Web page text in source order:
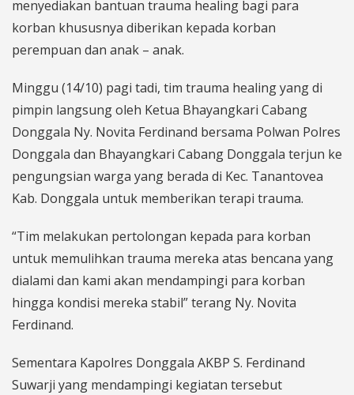
menyediakan bantuan trauma healing bagi para
korban khususnya diberikan kepada korban
perempuan dan anak – anak.
Minggu (14/10) pagi tadi, tim trauma healing yang di
pimpin langsung oleh Ketua Bhayangkari Cabang
Donggala Ny. Novita Ferdinand bersama Polwan Polres
Donggala dan Bhayangkari Cabang Donggala terjun ke
pengungsian warga yang berada di Kec. Tanantovea
Kab. Donggala untuk memberikan terapi trauma.
“Tim melakukan pertolongan kepada para korban
untuk memulihkan trauma mereka atas bencana yang
dialami dan kami akan mendampingi para korban
hingga kondisi mereka stabil” terang Ny. Novita
Ferdinand.
Sementara Kapolres Donggala AKBP S. Ferdinand
Suwarji yang mendampingi kegiatan tersebut